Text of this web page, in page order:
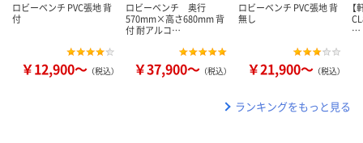
ロビーベンチ PVC張地 背
付
￥12,900～ （税込）
ロビーベンチ 奥行
570mm×高さ680mm 背
付 耐アルコ…
￥37,900～ （税込）
ロビーベンチ PVC張地 背
無し
￥21,900～ （税込）
【
…
ランキングをもっと見る